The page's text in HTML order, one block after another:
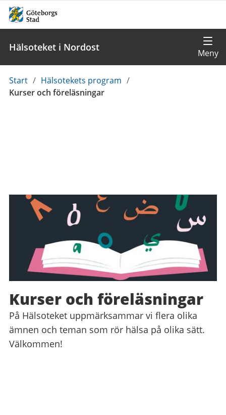
Hälsoteket i Nordost
Du
är
Start / Hälsotekets program /
Kurser och föreläsningar
Kurser och föreläsningar
På Hälsoteket uppmärksammar vi flera olika
ämnen och teman som rör hälsa på olika sätt.
Välkommen!